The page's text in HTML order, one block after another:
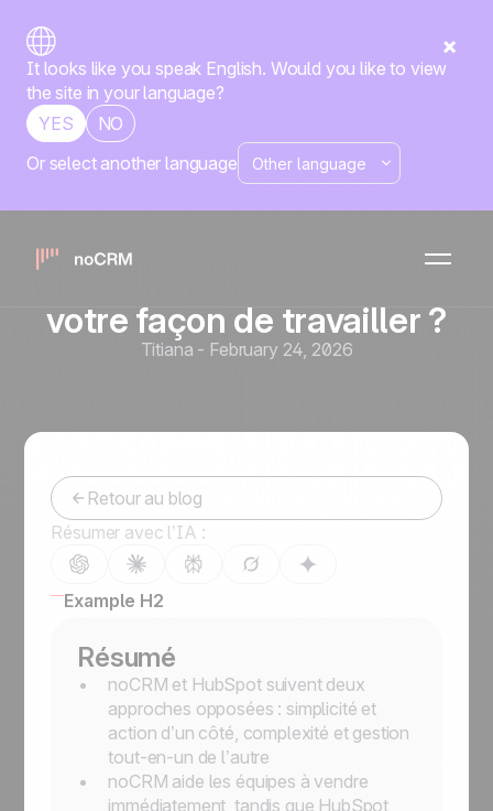
It looks like you speak English. Would you like to view
the site in your language?
YES
NO
Or select another language
Outils de vente et automatisation
noCRM vs HubSpot : quel
outil commercial
votre façon de travailler ?
Titiana - February 24, 2026
Retour au blog
Résumer avec l’IA :
Example H2
Résumé
noCRM et HubSpot suivent deux
approches opposées : simplicité et
action d’un côté, complexité et gestion
tout-en-un de l’autre
noCRM aide les équipes à vendre
immédiatement, tandis que HubSpot